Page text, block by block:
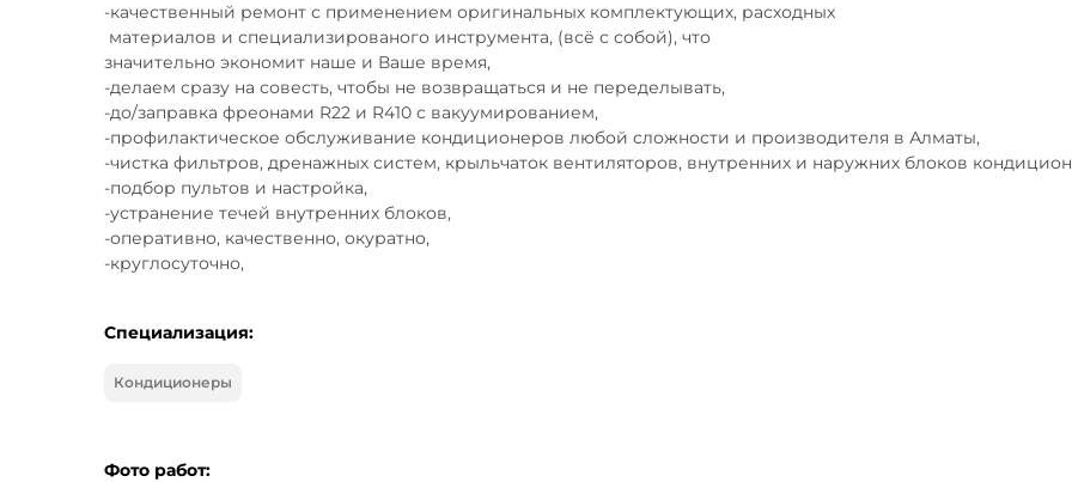
-качественный ремонт с применением оригинальных комплектующих, расходных
значительно экономит наше и Ваше время,
-делаем сразу на совесть, чтобы не возвращаться и не переделывать,
-до/заправка фреонами R22 и R410 с вакуумированием,
-профилактическое обслуживание кондиционеров любой сложности и производителя в Алматы,
-чистка фильтров, дренажных систем, крыльчаток вентиляторов, внутренних и наружних блоков
-подбор пультов и настройка,
-устранение течей внутренних блоков,
-оперативно, качественно, окуратно,
-круглосуточно,
Специализация:
Кондиционеры
Фото работ: